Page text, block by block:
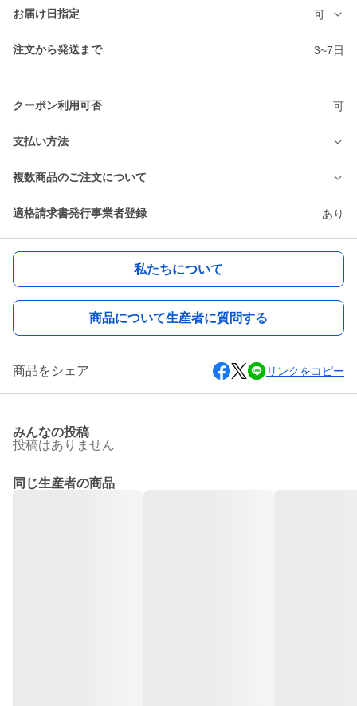
お届け日指定 可
注文から発送まで 3~7日
クーポン利用可否 可
支払い方法
複数商品のご注文について
適格請求書発行事業者登録 あり
私たちについて
商品について生産者に質問する
商品をシェア リンクをコピー
みんなの投稿
投稿はありません
同じ生産者の商品